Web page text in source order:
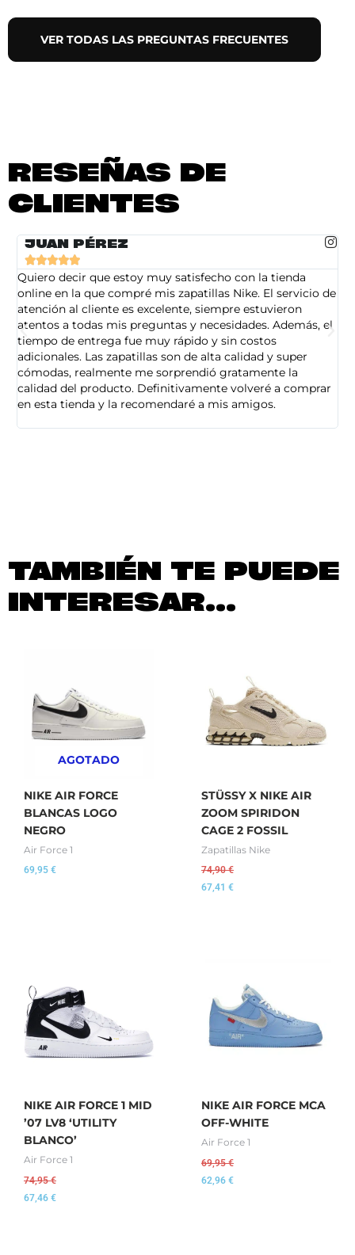
VER TODAS LAS PREGUNTAS FRECUENTES
RESEÑAS DE
CLIENTES
JUAN PÉREZ

Quiero decir que estoy muy satisfecho con la tienda
online en la que compré mis zapatillas Nike. El servicio de
atención al cliente es excelente, siempre estuvieron
atentos a todas mis preguntas y necesidades. Además, el
tiempo de entrega fue muy rápido y sin costos
adicionales. Las zapatillas son de alta calidad y super
cómodas, realmente me sorprendió gratamente la
calidad del producto. Definitivamente volveré a comprar
en esta tienda y la recomendaré a mis amigos.
TAMBIÉN TE PUEDE
INTERESAR...
AGOTADO
NIKE AIR FORCE
BLANCAS LOGO
NEGRO
Air Force 1
69,95 €
STÜSSY X NIKE AIR
ZOOM SPIRIDON
CAGE 2 FOSSIL
Zapatillas Nike
74,90€
67,41 €
NIKE AIR FORCE 1 MID
’07 LV8 ‘UTILITY
BLANCO’
Air Force 1
74,95€
67,46 €
NIKE AIR FORCE MCA
OFF-WHITE
Air Force 1
69,95€
62,96 €